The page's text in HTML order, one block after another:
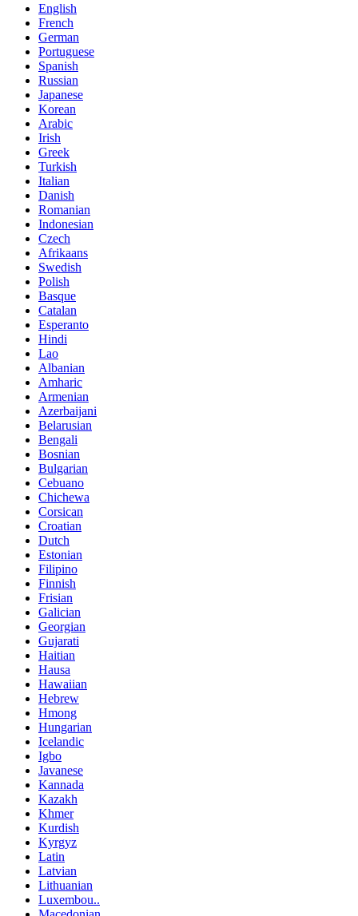
English
French
German
Portuguese
Spanish
Russian
Japanese
Korean
Arabic
Irish
Greek
Turkish
Italian
Danish
Romanian
Indonesian
Czech
Afrikaans
Swedish
Polish
Basque
Catalan
Esperanto
Hindi
Lao
Albanian
Amharic
Armenian
Azerbaijani
Belarusian
Bengali
Bosnian
Bulgarian
Cebuano
Chichewa
Corsican
Croatian
Dutch
Estonian
Filipino
Finnish
Frisian
Galician
Georgian
Gujarati
Haitian
Hausa
Hawaiian
Hebrew
Hmong
Hungarian
Icelandic
Igbo
Javanese
Kannada
Kazakh
Khmer
Kurdish
Kyrgyz
Latin
Latvian
Lithuanian
Luxembou..